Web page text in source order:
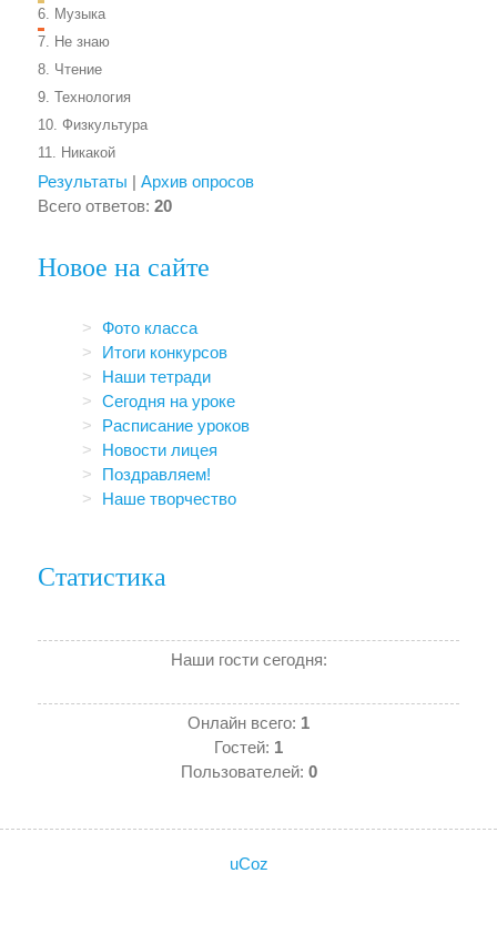
6. Музыка
7. Не знаю
8. Чтение
9. Технология
10. Физкультура
11. Никакой
Результаты | Архив опросов
Всего ответов: 20
Новое на сайте
Фото класса
Итоги конкурсов
Наши тетради
Сегодня на уроке
Расписание уроков
Новости лицея
Поздравляем!
Наше творчество
Статистика
Наши гости сегодня:
Онлайн всего: 1
Гостей: 1
Пользователей: 0
uCoz